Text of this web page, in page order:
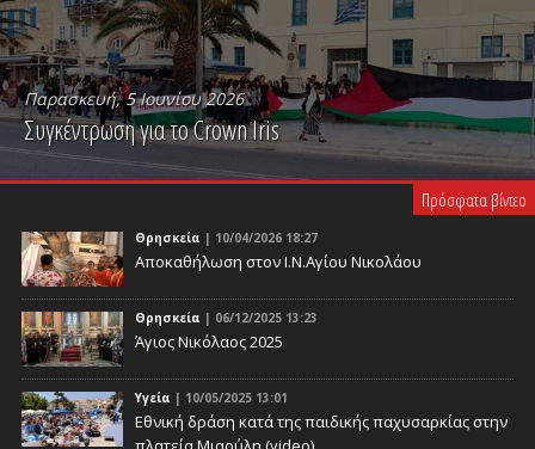
Παρασκευή, 5 Ιουνίου 2026
Συγκέντρωση για το Crown Iris
PLAY VIDEO
Πρόσφατα βίντεο
Θρησκεία | 10/04/2026 18:27
Αποκαθήλωση στον Ι.Ν.Αγίου Νικολάου
Θρησκεία | 06/12/2025 13:23
Άγιος Νικόλαος 2025
Υγεία | 10/05/2025 13:01
Eθνική δράση κατά της παιδικής παχυσαρκίας στην